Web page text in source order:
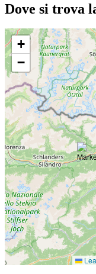
Dove si trova
+
−